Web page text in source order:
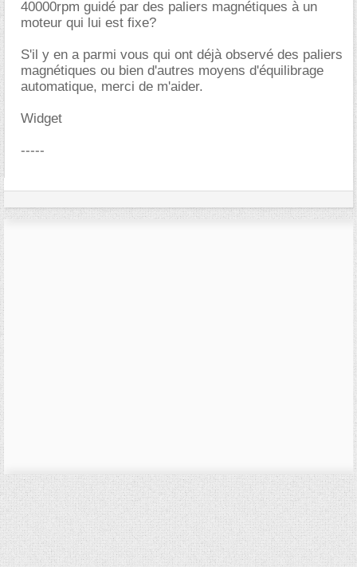
40000rpm guidé par des paliers magnétiques à un
moteur qui lui est fixe?
S'il y en a parmi vous qui ont déjà observé des paliers
magnétiques ou bien d'autres moyens d'équilibrage
automatique, merci de m'aider.
Widget
-----